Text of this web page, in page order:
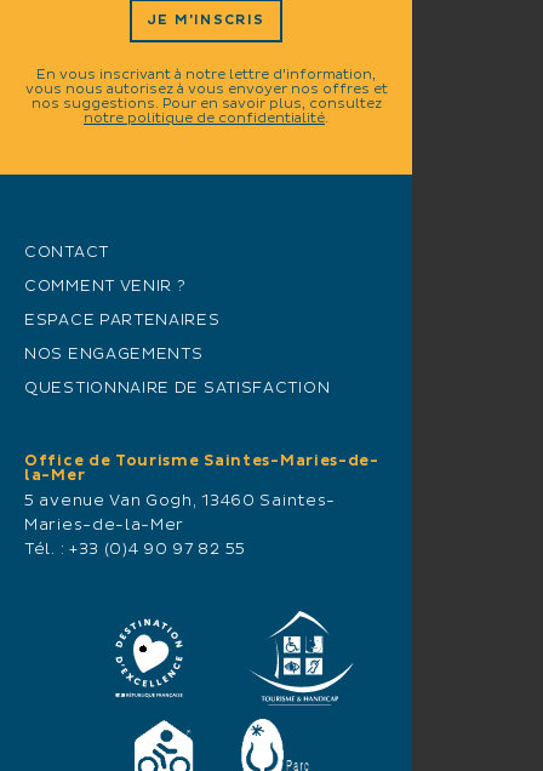
JE M'INSCRIS
En vous inscrivant à notre lettre d'information,
vous nous autorisez à vous envoyer nos offres et
nos suggestions. Pour en savoir plus, consultez
notre politique de confidentialité.
CONTACT
COMMENT VENIR ?
ESPACE PARTENAIRES
NOS ENGAGEMENTS
QUESTIONNAIRE DE SATISFACTION
Office de Tourisme Saintes-Maries-de-
la-Mer
5 avenue Van Gogh, 13460 Saintes-
Maries-de-la-Mer
Tél. : +33 (0)4 90 97 82 55